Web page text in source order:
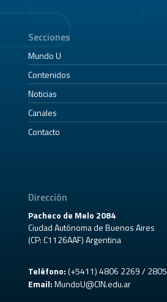
Secciones
Mundo U
Contenidos
Noticias
Canales
Contacto
Dirección
Pacheco de Melo 2084
Ciudad Autónoma de Buenos Aires
(CP: C1126AAF) Argentina
Teléfono:(+5411) 4806 2269 / 2805
Email: MundoU@CIN.edu.ar